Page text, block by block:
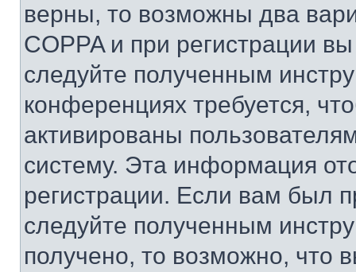
верны, то возможны два
COPPA и при регистрации
следуйте полученным
конференциях требуется,
активированы
систему. Эта информация
регистрации. Если вам был
следуйте полученным
получено, то возможно, что